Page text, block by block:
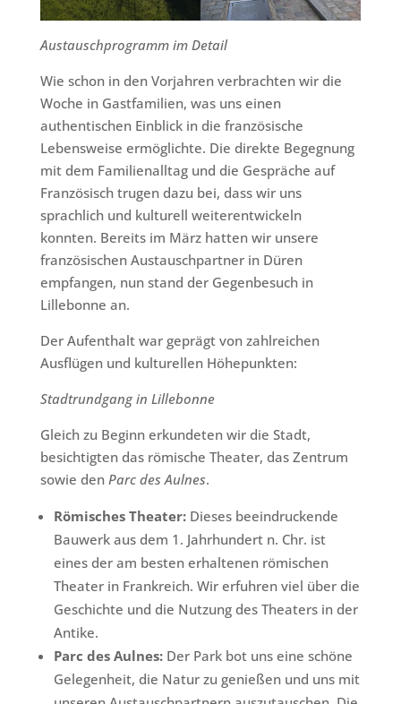
Austauschprogramm im Detail
Wie schon in den Vorjahren verbrachten wir die
Woche in Gastfamilien, was uns einen
authentischen Einblick in die französische
Lebensweise ermöglichte. Die direkte Begegnung
mit dem Familienalltag und die Gespräche auf
Französisch trugen dazu bei, dass wir uns
sprachlich und kulturell weiterentwickeln
konnten. Bereits im März hatten wir unsere
französischen Austauschpartner in Düren
empfangen, nun stand der Gegenbesuch in
Lillebonne an.
Der Aufenthalt war geprägt von zahlreichen
Ausflügen und kulturellen Höhepunkten:
Stadtrundgang in Lillebonne
Gleich zu Beginn erkundeten wir die Stadt,
besichtigten das römische Theater, das Zentrum
sowie den Parc des Aulnes.
Römisches Theater:Dieses beeindruckende
Bauwerk aus dem 1. Jahrhundert n. Chr. ist
eines der am besten erhaltenen römischen
Theater in Frankreich. Wir erfuhren viel über die
Geschichte und die Nutzung des Theaters in der
Antike.
Parc des Aulnes:Der Park bot uns eine schöne
Gelegenheit, die Natur zu genießen und uns mit